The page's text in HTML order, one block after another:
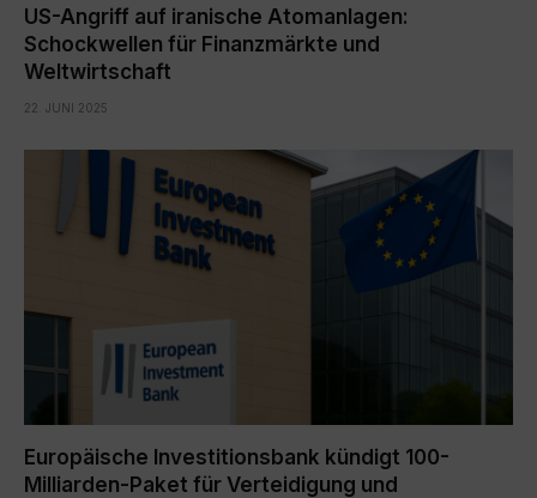
US-Angriff auf iranische Atomanlagen:
Schockwellen für Finanzmärkte und
Weltwirtschaft
22. JUNI 2025
Europäische Investitionsbank kündigt 100-
Milliarden-Paket für Verteidigung und